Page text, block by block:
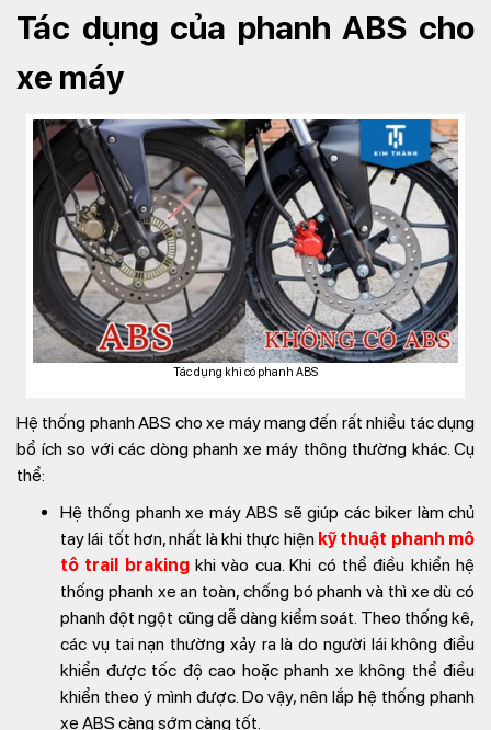
Tác dụng của phanh ABS cho
xe máy
Tác dụng khi có phanh ABS
Hệ thống phanh ABS cho xe máy mang đến rất nhiều tác dụng
bổ ích so với các dòng phanh xe máy thông thường khác. Cụ
thể:
Hệ thống phanh xe máy ABS sẽ giúp các biker làm chủ
tay lái tốt hơn, nhất là khi thực hiện kỹ thuật phanh mô
tô trail brakingkhi vào cua. Khi có thể điều khiển hệ
thống phanh xe an toàn, chống bó phanh và thì xe dù có
phanh đột ngột cũng dễ dàng kiểm soát. Theo thống kê,
các vụ tai nạn thường xảy ra là do người lái không điều
khiển được tốc độ cao hoặc phanh xe không thể điều
khiển theo ý mình được. Do vậy, nên lắp hệ thống phanh
xe ABS càng sớm càng tốt.